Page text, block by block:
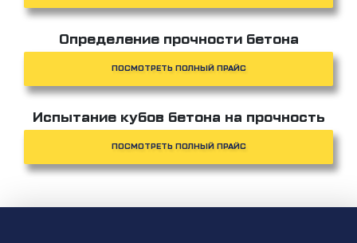
Определение прочности бетона
ПОСМОТРЕТЬ ПОЛНЫЙ ПРАЙС
Испытание кубов бетона на прочность
ПОСМОТРЕТЬ ПОЛНЫЙ ПРАЙС